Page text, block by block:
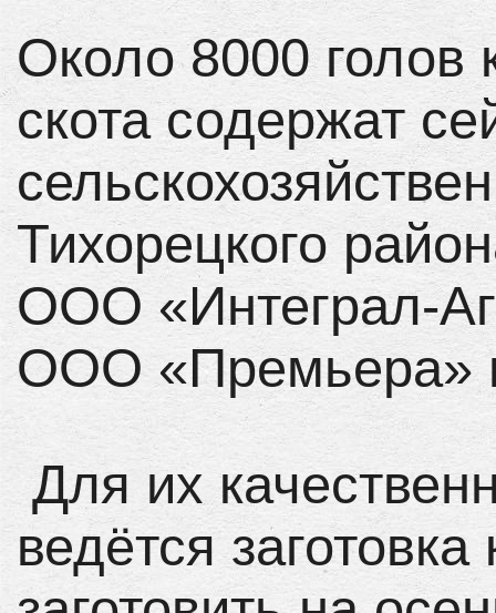
Около 8000 голов
скота содержат
Тихорецкого
ООО «Интеграл-
ООО «Премьера»
Для их
ведётся